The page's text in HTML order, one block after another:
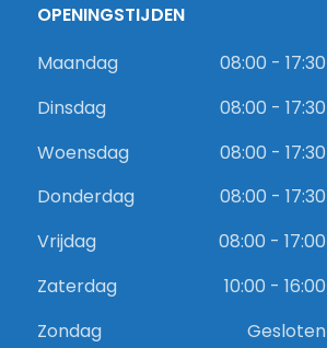
OPENINGSTIJDEN
Maandag
08:00 - 17:30
Dinsdag
08:00 - 17:30
Woensdag
08:00 - 17:30
Donderdag
08:00 - 17:30
Vrijdag
08:00 - 17:00
Zaterdag
10:00 - 16:00
Zondag
Gesloten